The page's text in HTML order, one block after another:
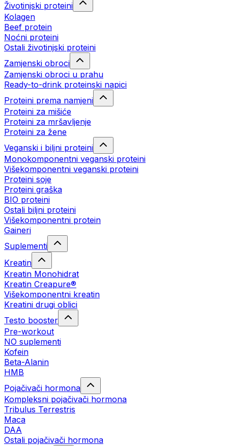
Životinjski proteini
Kolagen
Beef protein
Noćni proteini
Ostali životinjski proteini
Zamjenski obroci
Zamjenski obroci u prahu
Ready-to-drink proteinski napici
Proteini prema namjeni
Proteini za mišiće
Proteini za mršavljenje
Proteini za žene
Veganski i biljni proteini
Monokomponentni veganski proteini
Višekomponentni veganski proteini
Proteini soje
Proteini graška
BIO proteini
Ostali biljni proteini
Višekomponentni protein
Gaineri
Suplementi
Kreatin
Kreatin Monohidrat
Kreatin Creapure®
Višekomponentni kreatin
Kreatini drugi oblici
Testo booster
Pre-workout
NO suplementi
Kofein
Beta-Alanin
HMB
Pojačivači hormona
Kompleksni pojačivači hormona
Tribulus Terrestris
Maca
DAA
Ostali pojačivači hormona